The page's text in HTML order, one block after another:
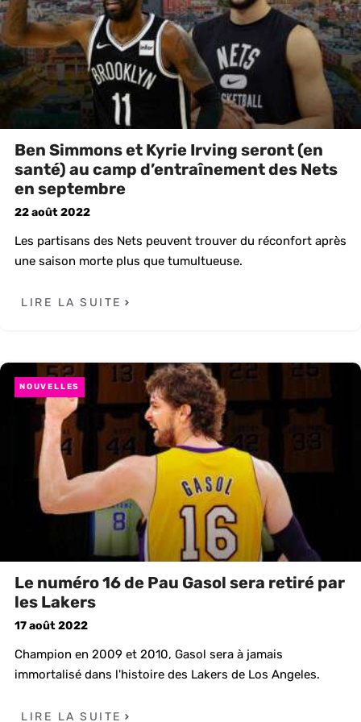
Ben Simmons et Kyrie Irving seront (en
santé) au camp d’entraînement des Nets
en septembre
22 août 2022
Les partisans des Nets peuvent trouver du réconfort après
une saison morte plus que tumultueuse.
LIRE LA SUITE
NOUVELLES
Le numéro 16 de Pau Gasol sera retiré par
les Lakers
17 août 2022
Champion en 2009 et 2010, Gasol sera à jamais
immortalisé dans l'histoire des Lakers de Los Angeles.
LIRE LA SUITE